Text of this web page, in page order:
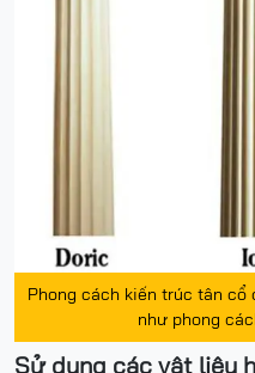
Phong cách kiến trúc tân
như phong
Sử dụng các vật liệu